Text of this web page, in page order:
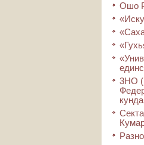
Ошо
3HO